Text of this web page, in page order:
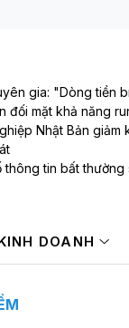
gia: "Dòng tiền
đối mặt khả năng
Nhật Bản
thông tin bất thường
vàng lâu đời bậc
Chính phủ
Mỹ
DOANH